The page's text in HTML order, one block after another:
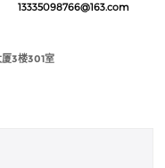
13335098766@163.com
厦3楼301室